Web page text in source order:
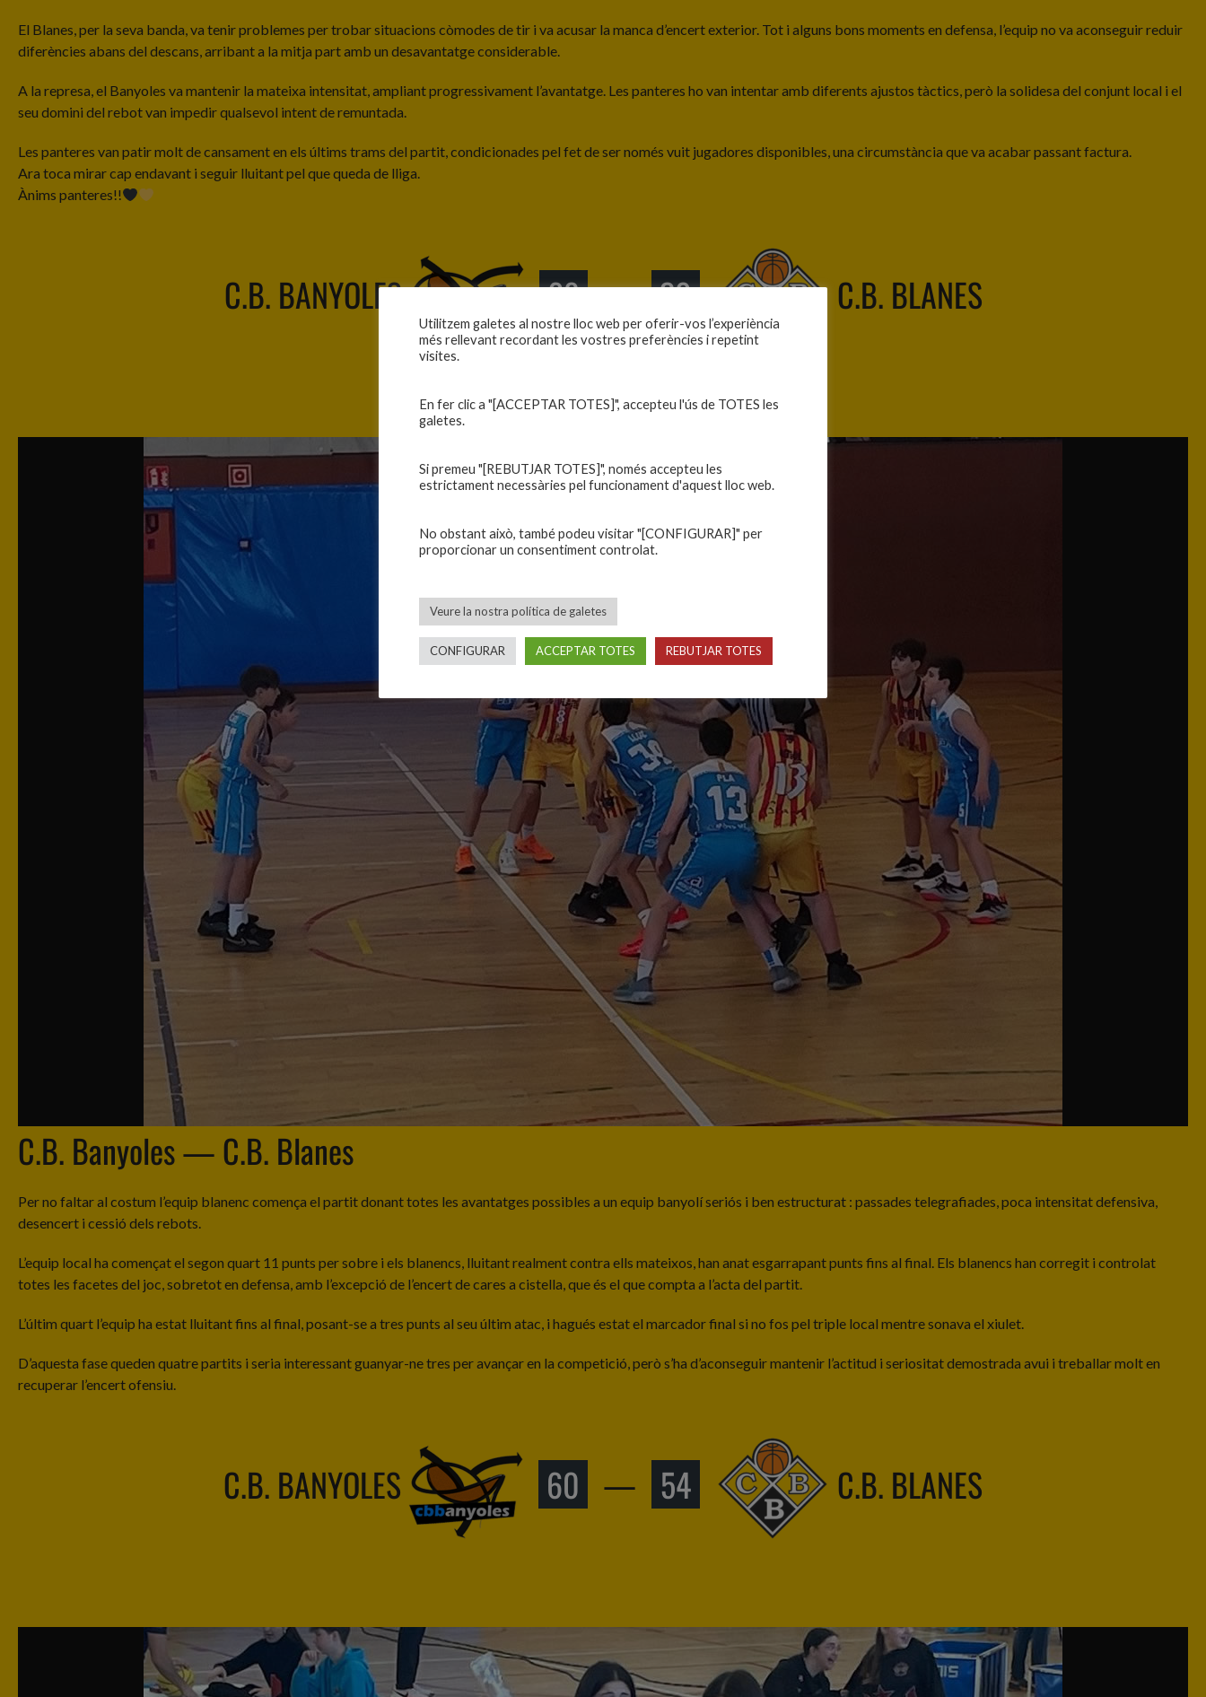
El Blanes, per la seva banda, va tenir problemes per trobar situacions còmodes de tir i va acusar la manca d’encert exterior. Tot i alguns bons moments en defensa, l’equip no va aconseguir reduir
diferències abans del descans, arribant a la mitja part amb un desavantatge considerable.
A la represa, el Banyoles va mantenir la mateixa intensitat, ampliant progressivament l’avantatge. Les panteres ho van intentar amb diferents ajustos tàctics, però la solidesa del conjunt local i el
seu domini del rebot van impedir qualsevol intent de remuntada.
Les panteres van patir molt de cansament en els últims trams del partit, condicionades pel fet de ser només vuit jugadores disponibles, una circumstància que va acabar passant factura.
Ara toca mirar cap endavant i seguir lluitant pel que queda de lliga.
Ànims panteres!!
C.B. BANYOLES 68 — 30 C.B. BLANES
C.B. Banyoles — C.B. Blanes
Per no faltar al costum l’equip blanenc comença el partit donant totes les avantatges possibles a un equip banyolí seriós i ben estructurat : passades telegrafiades, poca intensitat defensiva,
desencert i cessió dels rebots.
L’equip local ha començat el segon quart 11 punts per sobre i els blanencs, lluitant realment contra ells mateixos, han anat esgarrapant punts fins al final. Els blanencs han corregit i controlat
totes les facetes del joc, sobretot en defensa, amb l’excepció de l’encert de cares a cistella, que és el que compta a l’acta del partit.
L’últim quart l’equip ha estat lluitant fins al final, posant-se a tres punts al seu últim atac, i hagués estat el marcador final si no fos pel triple local mentre sonava el xiulet.
D’aquesta fase queden quatre partits i seria interessant guanyar-ne tres per avançar en la competició, però s’ha d’aconseguir mantenir l’actitud i seriositat demostrada avui i treballar molt en
recuperar l’encert ofensiu.
C.B. BANYOLES 60 — 54 C.B. BLANES
Utilitzem galetes al nostre lloc web per oferir-vos l’experiència
més rellevant recordant les vostres preferències i repetint
visites.
En fer clic a "[ACCEPTAR TOTES]", accepteu l'ús de TOTES les
galetes.
Si premeu "[REBUTJAR TOTES]", només accepteu les
estrictament necessàries pel funcionament d'aquest lloc web.
No obstant això, també podeu visitar "[CONFIGURAR]" per
proporcionar un consentiment controlat.
Veure la nostra política de galetes
CONFIGURAR ACCEPTAR TOTES REBUTJAR TOTES